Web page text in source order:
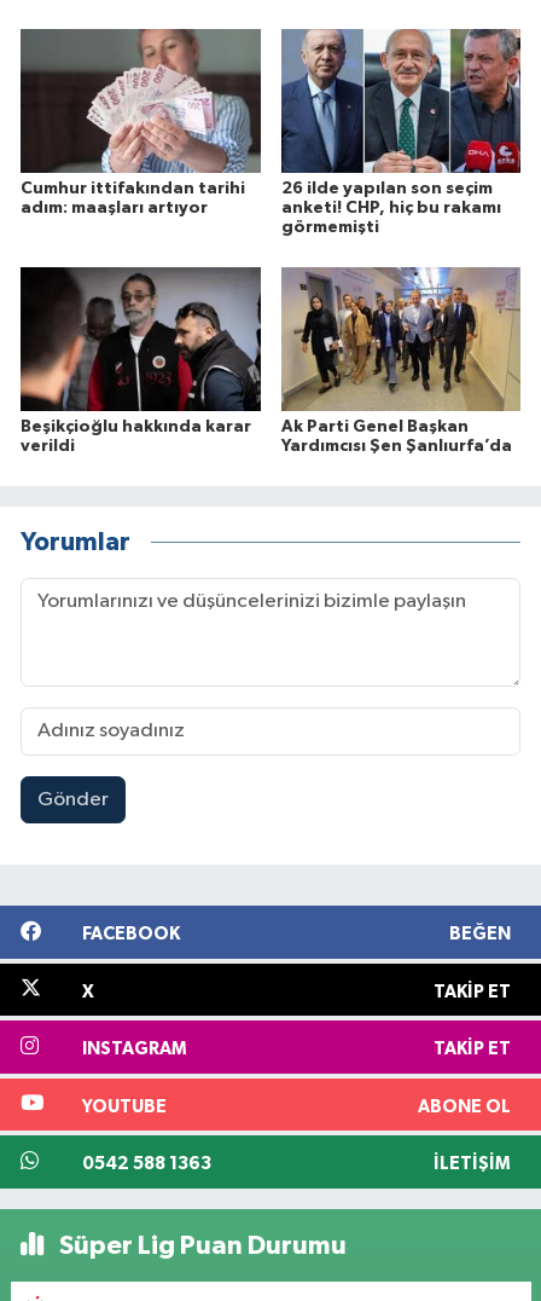
Cumhur ittifakından tarihi
adım: maaşları artıyor
26 ilde yapılan son seçim
anketi! CHP, hiç bu rakamı
görmemişti
Beşikçioğlu hakkında karar
verildi
Ak Parti Genel Başkan
Yardımcısı Şen Şanlıurfa’da
Yorumlar
Gönder
FACEBOOK BEĞEN
X TAKIP ET
INSTAGRAM TAKIP ET
YOUTUBE ABONE OL
0542 588 1363 İLETIŞIM
Süper Lig Puan Durumu